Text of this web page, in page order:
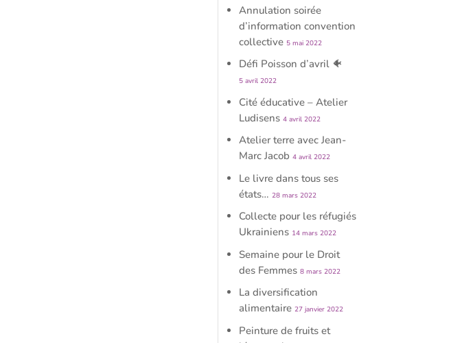
Annulation soirée
d’information convention
collective 5 mai 2022
Défi Poisson d’avril 🐠
5 avril 2022
Cité éducative – Atelier
Ludisens 4 avril 2022
Atelier terre avec Jean-
Marc Jacob 4 avril 2022
Le livre dans tous ses
états… 28 mars 2022
Collecte pour les réfugiés
Ukrainiens 14 mars 2022
Semaine pour le Droit
des Femmes 8 mars 2022
La diversification
alimentaire 27 janvier 2022
Peinture de fruits et